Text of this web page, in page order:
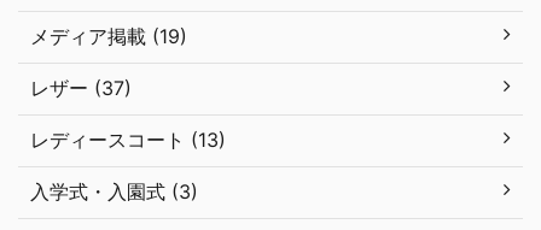
メディア掲載 (19)
レザー (37)
レディースコート (13)
入学式・入園式 (3)